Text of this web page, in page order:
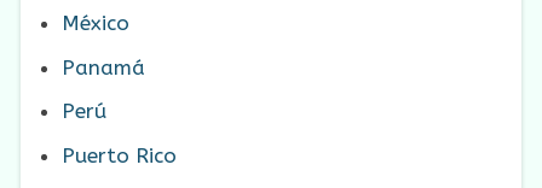
México
Panamá
Perú
Puerto Rico